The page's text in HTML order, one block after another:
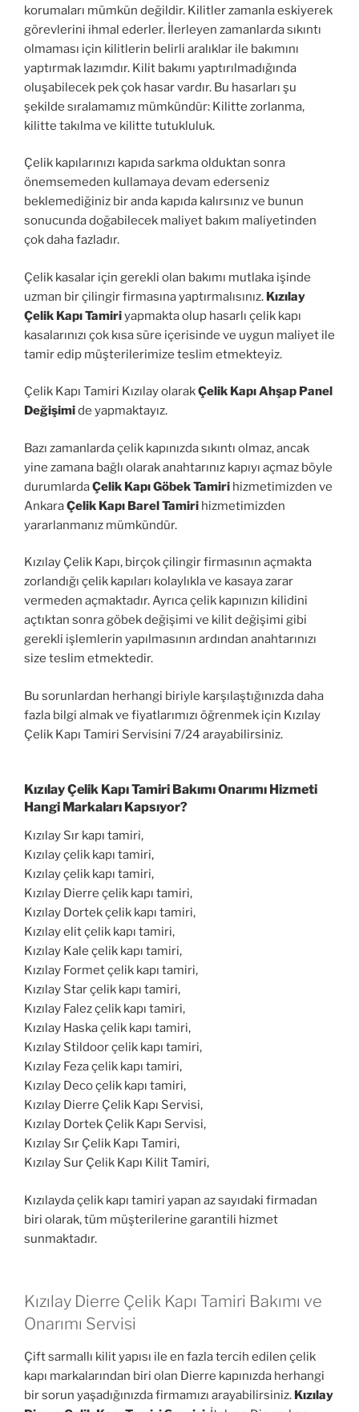
korumaları mümkün değildir. Kilitler zamanla eskiyerek
görevlerini ihmal ederler. İlerleyen zamanlarda sıkıntı
olmaması için kilitlerin belirli aralıklar ile bakımını
yaptırmak lazımdır. Kilit bakımı yaptırılmadığında
oluşabilecek pek çok hasar vardır. Bu hasarları şu
şekilde sıralamamız mümkündür: Kilitte zorlanma,
kilitte takılma ve kilitte tutukluluk.
Çelik kapılarınızı kapıda sarkma olduktan sonra
önemsemeden kullamaya devam ederseniz
beklemediğiniz bir anda kapıda kalırsınız ve bunun
sonucunda doğabilecek maliyet bakım maliyetinden
çok daha fazladır.
Çelik kasalar için gerekli olan bakımı mutlaka işinde
uzman bir çilingir firmasına yaptırmalısınız. Kızılay
Çelik Kapı Tamiriyapmakta olup hasarlı çelik kapı
kasalarınızı çok kısa süre içerisinde ve uygun maliyet ile
tamir edip müşterilerimize teslim etmekteyiz.
Çelik Kapı Tamiri Kızılay olarakÇelik Kapı Ahşap Panel
Değişimide yapmaktayız.
Bazı zamanlarda çelik kapınızda sıkıntı olmaz, ancak
yine zamana bağlı olarak anahtarınız kapıyı açmaz böyle
durumlardaÇelik Kapı Göbek Tamiri hizmetimizden ve
AnkaraÇelik Kapı Barel Tamiri hizmetimizden
yararlanmanız mümkündür.
Kızılay Çelik Kapı, birçok çilingir firmasının açmakta
zorlandığı çelik kapıları kolaylıkla ve kasaya zarar
vermeden açmaktadır. Ayrıca çelik kapınızın kilidini
açtıktan sonra göbek değişimi ve kilit değişimi gibi
gerekli işlemlerin yapılmasının ardından anahtarınızı
size teslim etmektedir.
Bu sorunlardan herhangi biriyle karşılaştığınızda daha
fazla bilgi almak ve fiyatlarımızı öğrenmek için Kızılay
Çelik Kapı Tamiri Servisini 7/24 arayabilirsiniz.
Kızılay Çelik Kapı Tamiri Bakımı Onarımı Hizmeti
Hangi Markaları Kapsıyor?
Kızılay Sır kapı tamiri,
Kızılay çelik kapı tamiri,
Kızılay çelik kapı tamiri,
Kızılay Dierre çelik kapı tamiri,
Kızılay Dortek çelik kapı tamiri,
Kızılay elit çelik kapı tamiri,
Kızılay Kale çelik kapı tamiri,
Kızılay Formet çelik kapı tamiri,
Kızılay Star çelik kapı tamiri,
Kızılay Falez çelik kapı tamiri,
Kızılay Haska çelik kapı tamiri,
Kızılay Stildoor çelik kapı tamiri,
Kızılay Feza çelik kapı tamiri,
Kızılay Deco çelik kapı tamiri,
Kızılay Dierre Çelik Kapı Servisi,
Kızılay Dortek Çelik Kapı Servisi,
Kızılay Sır Çelik Kapı Tamiri,
Kızılay Sur Çelik Kapı Kilit Tamiri,
Kızılayda çelik kapı tamiri yapan az sayıdaki firmadan
biri olarak, tüm müşterilerine garantili hizmet
sunmaktadır.
Kızılay Dierre Çelik Kapı Tamiri Bakımı ve
Onarımı Servisi
Çift sarmallı kilit yapısı ile en fazla tercih edilen çelik
kapı markalarından biri olan Dierre kapınızda herhangi
bir sorun yaşadığınızda firmamızı arayabilirsiniz. Kızılay